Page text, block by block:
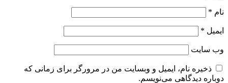
نام *
ایمیل *
وب‌ سایت
ذخیره نام، ایمیل و وبسایت من در مرورگر برای زمانی که
دوباره دیدگاهی می‌نویسم.